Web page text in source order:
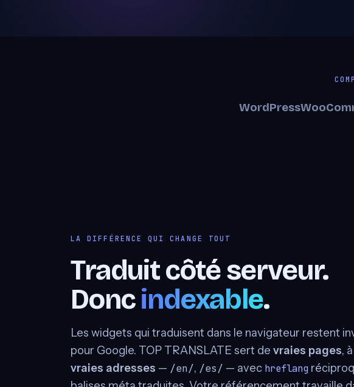
WordPress
LA DIFFÉRENCE QUI CHANGE TOUT
Traduit côté serveur.
Doncindexable.
Les widgets qui traduisent dans le navigateur restent
pour Google. TOP TRANSLATE sert de vraies pages,
vraies adresses — /en/, /es/ — avec hreflang